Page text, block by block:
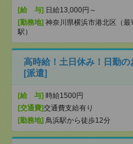
[給 与] 日給13,000円～
[勤務地] 神奈川県横浜市港北区（最
駅）
高時給！土日休み！日勤
[派遣]
[給 与] 時給1500円
[交通費]交通費支給有り
[勤務地] 鳥浜駅から徒歩12分